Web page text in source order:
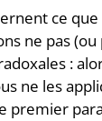
ce
ne pas
:
ne les
premier